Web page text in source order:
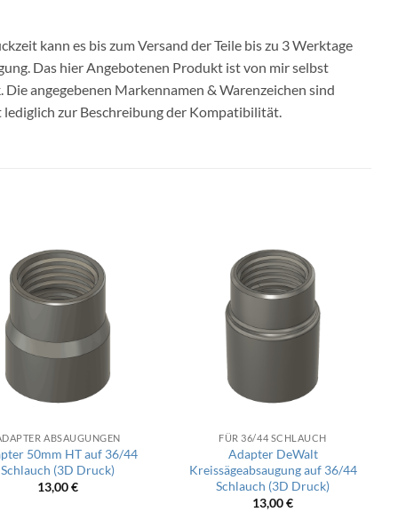
kann es bis zum Versand der Teile bis zu 3 Werktage
Das hier Angebotenen Produkt ist von mir selbst
angegebenen Markennamen & Warenzeichen sind
zur Beschreibung der Kompatibilität.
ABSAUGUNGEN
50mm HT auf 36/44
Schlauch (3D Druck)
13,00€
FÜR 36/44 SCHLAUCH
Adapter DeWalt
Kreissägeabsaugung auf 36/44
Schlauch (3D Druck)
13,00€